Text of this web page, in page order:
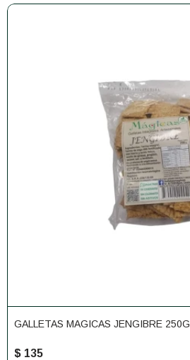
GALLETAS MAGICAS JENGIBRE 250G
$ 135